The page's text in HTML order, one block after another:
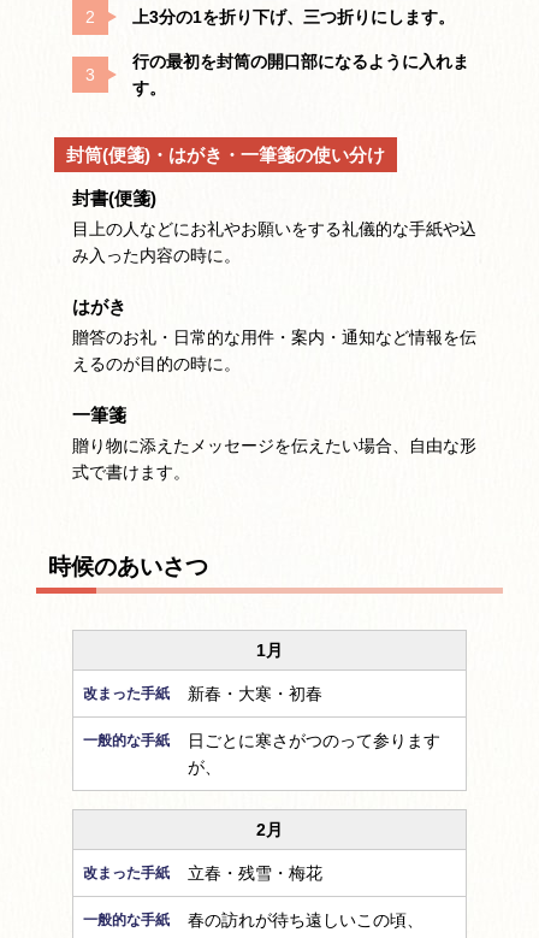
上3分の1を折り下げ、三つ折りにします。
行の最初を封筒の開口部になるように入れま
す。
封筒(便箋)・はがき・一筆箋の使い分け
封書(便箋)
目上の人などにお礼やお願いをする礼儀的な手紙や込
み入った内容の時に。
はがき
贈答のお礼・日常的な用件・案内・通知など情報を伝
えるのが目的の時に。
一筆箋
贈り物に添えたメッセージを伝えたい場合、自由な形
式で書けます。
時候のあいさつ
1月
新春・大寒・初春
日ごとに寒さがつのって参ります
が、
2月
立春・残雪・梅花
春の訪れが待ち遠しいこの頃、